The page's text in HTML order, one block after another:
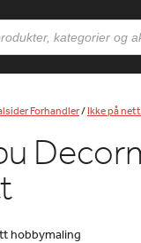
Forhandler/Ikke på
hobbymaling